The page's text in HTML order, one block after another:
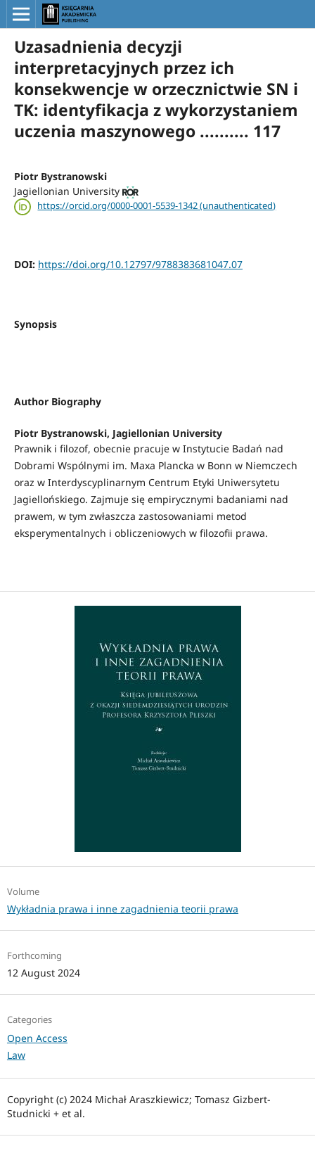
Uzasadnienia decyzji
interpretacyjnych przez ich
konsekwencje w orzecznictwie SN i
TK: identyfikacja z wykorzystaniem
uczenia maszynowego .......... 117
Piotr Bystranowski
Jagiellonian University
https://orcid.org/0000-0001-5539-1342 (unauthenticated)
DOI: https://doi.org/10.12797/9788383681047.07
Synopsis
Author Biography
Piotr Bystranowski, Jagiellonian University
Prawnik i filozof, obecnie pracuje w Instytucie Badań nad
Dobrami Wspólnymi im. Maxa Plancka w Bonn w Niemczech
oraz w Interdyscyplinarnym Centrum Etyki Uniwersytetu
Jagiellońskiego. Zajmuje się empirycznymi badaniami nad
prawem, w tym zwłaszcza zastosowaniami metod
eksperymentalnych i obliczeniowych w filozofii prawa.
Volume
Wykładnia prawa i inne zagadnienia teorii prawa
Forthcoming
12 August 2024
Categories
Open Access
Law
Copyright (c) 2024 Michał Araszkiewicz; Tomasz Gizbert-
Studnicki + et al.